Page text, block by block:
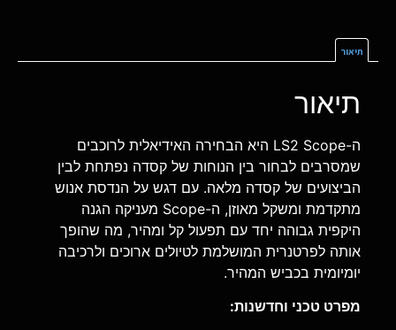
תיאור
תיאור
ה-LS2 Scope היא הבחירה האידיאלית לרוכבים
שמסרבים לבחור בין הנוחות של קסדה נפתחת לבין
הביצועים של קסדה מלאה. עם דגש על הנדסת אנוש
מתקדמת ומשקל מאוזן, ה-Scope מעניקה הגנה
היקפית גבוהה יחד עם תפעול קל ומהיר, מה שהופך
אותה לפרטנרית המושלמת לטיולים ארוכים ולרכיבה
יומיומית בכביש המהיר.
מפרט טכני וחדשנות: